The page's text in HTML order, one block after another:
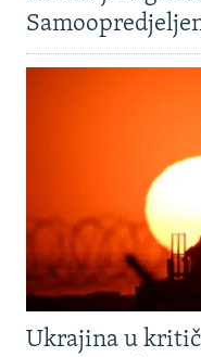
Ukrajina u